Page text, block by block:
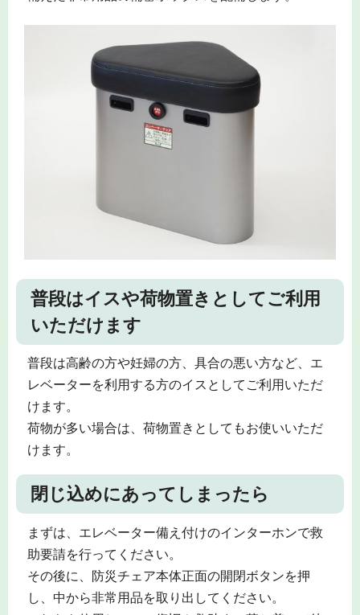
普段はイスや荷物置きとしてご利用
いただけます
普段は高齢の方や妊婦の方、具合の悪い方など、エ
レベーターを利用する方のイスとしてご利用いただ
けます。
荷物が多い場合は、荷物置きとしてもお使いいただ
けます。
閉じ込めにあってしまったら
まずは、エレベーター備え付けのインターホンで救
助要請を行ってください。
その後に、防災チェア本体正面の開閉ボタンを押
し、中から非常用品を取り出してください。